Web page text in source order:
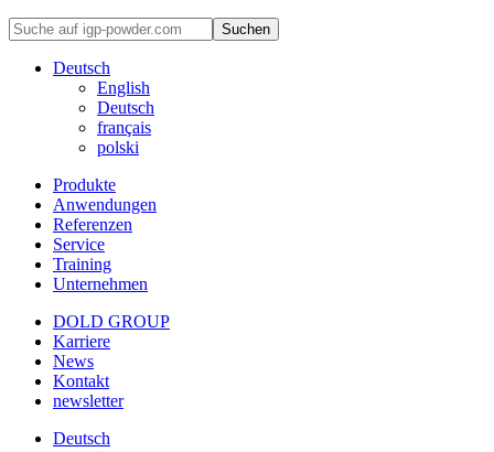
Suchen
Deutsch
English
Deutsch
français
polski
Produkte
Anwendungen
Referenzen
Service
Training
Unternehmen
DOLD GROUP
Karriere
News
Kontakt
newsletter
Deutsch